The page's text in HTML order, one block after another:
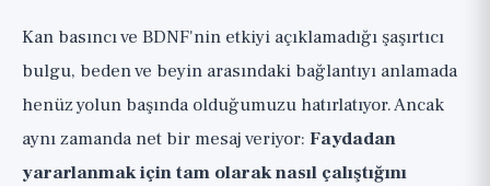
Kan basıncı ve BDNF'nin etkiyi açıklamadığı şaşırtıcı
bulgu, beden ve beyin arasındaki bağlantıyı anlamada
henüz yolun başında olduğumuzu hatırlatıyor. Ancak
aynı zamanda net bir mesaj veriyor: Faydadan
yararlanmak için tam olarak nasıl çalıştığını